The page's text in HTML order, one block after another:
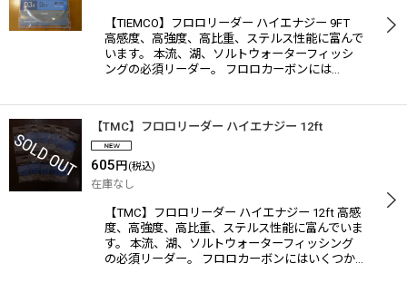
【TIEMCO】フロロリーダー ハイエナジー 9FT
高感度、高強度、高比重、ステルス性能に富んで
います。 本流、湖、ソルトウォーターフィッシ
ングの必須リーダー。 フロロカーボンには…
【TMC】フロロリーダー ハイエナジー 12ft
605 円 (税込)
在庫なし
【TMC】フロロリーダー ハイエナジー 12ft 高感
度、高強度、高比重、ステルス性能に富んでいま
す。 本流、湖、ソルトウォーターフィッシング
の必須リーダー。 フロロカーボンにはいくつか…